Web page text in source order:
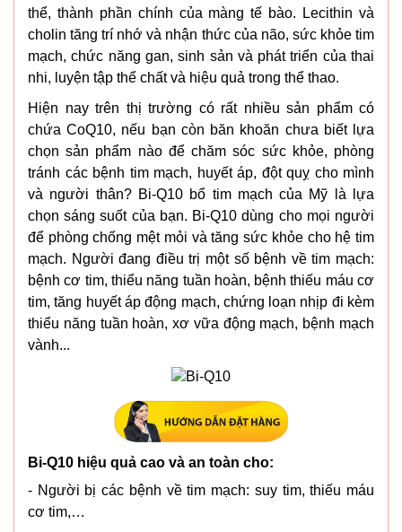
thể, thành phần chính của màng tế bào. Lecithin và
cholin tăng trí nhớ và nhận thức của não, sức khỏe tim
mạch, chức năng gan, sinh sản và phát triển của thai
nhi, luyện tập thể chất và hiệu quả trong thể thao.
Hiện nay trên thị trường có rất nhiều sản phẩm có
chứa CoQ10, nếu bạn còn băn khoăn chưa biết lựa
chọn sản phẩm nào để chăm sóc sức khỏe, phòng
tránh các bệnh tim mạch, huyết áp, đột quỵ cho mình
và người thân? Bi-Q10 bổ tim mạch của Mỹ là lựa
chọn sáng suốt của bạn. Bi-Q10 dùng cho mọi người
để phòng chống mệt mỏi và tăng sức khỏe cho hệ tim
mạch. Người đang điều trị một số bệnh về tim mạch:
bệnh cơ tim, thiểu năng tuần hoàn, bệnh thiếu máu cơ
tim, tăng huyết áp động mạch, chứng loạn nhịp đi kèm
thiểu năng tuần hoàn, xơ vữa động mạch, bệnh mạch
vành...
Bi-Q10 hiệu quả cao và an toàn cho:
- Người bị các bệnh về tim mạch: suy tim, thiếu máu
cơ tim,…